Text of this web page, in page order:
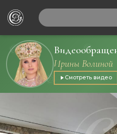
Ирины Волиной
Смотреть видео